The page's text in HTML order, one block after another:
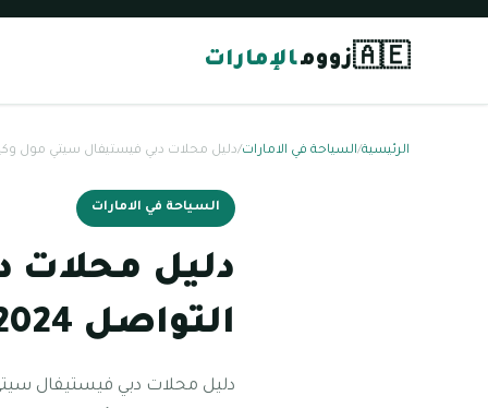
🇦🇪زوومالإمارات
الرئيسية/السياحة في الامارات/دليل محلات دبي فيستيفال سيتي مول
السياحة في الامارات
دليل محلات
التواصل 2024
دليل محلات دبي فيستيفال